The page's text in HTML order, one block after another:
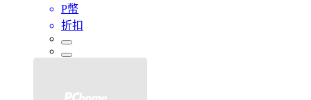
P幣
折扣